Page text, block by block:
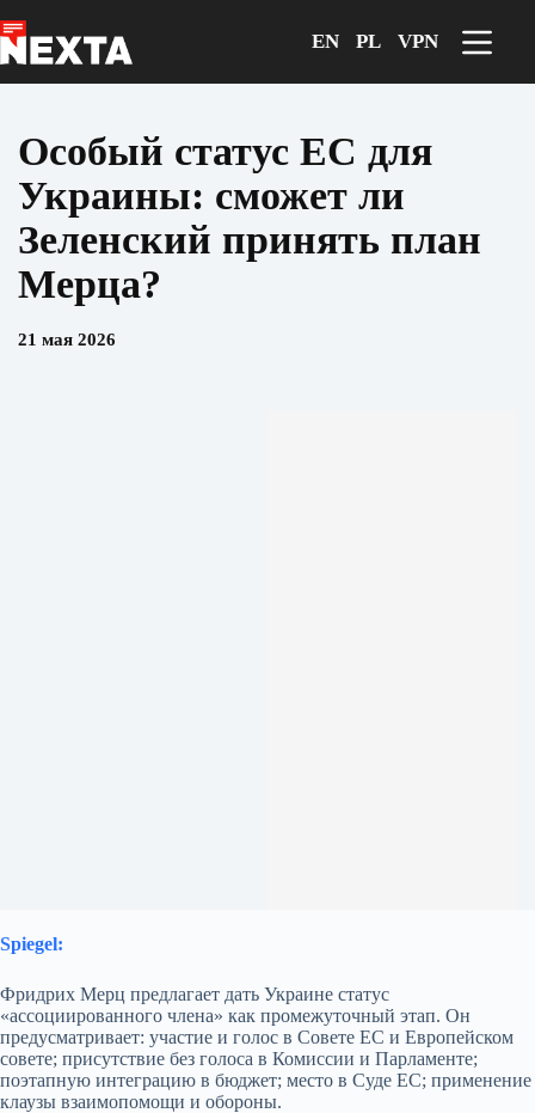
к
сути
EN PL VPN
Особый статус ЕС для
Украины: сможет ли
Зеленский принять план
Мерца?
21 мая 2026
Spiegel:
Фридрих Мерц предлагает дать Украине статус
«ассоциированного члена» как промежуточный этап. Он
предусматривает: участие и голос в Совете ЕС и Европейском
совете; присутствие без голоса в Комиссии и Парламенте;
поэтапную интеграцию в бюджет; место в Суде ЕС; применение
клаузы взаимопомощи и обороны.